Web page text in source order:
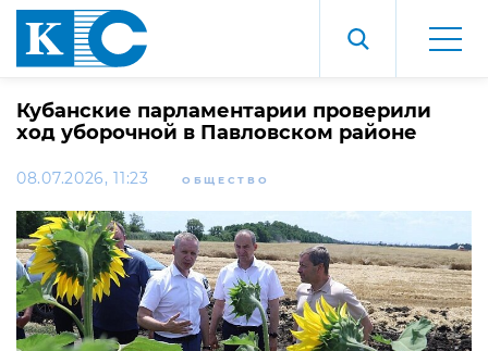
Кубанские парламентарии проверили
ход уборочной в Павловском районе
08.07.2026, 11:23 ОБЩЕСТВО